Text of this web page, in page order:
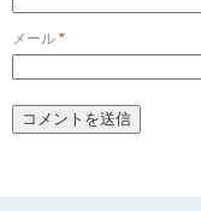
メール *